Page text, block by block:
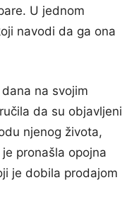
U jednom
navodi da ga ona
na svojim
da su objavljeni
njenog života,
pronašla opojna
je dobila prodajom